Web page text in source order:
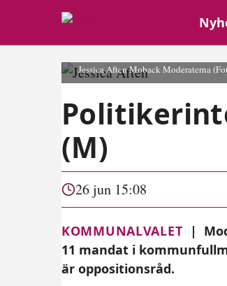
Jessica Aften Moback Moderaterna
(M)
26 jun 15:08
KOMMUNALVALET |
11 mandat i
är oppositionsråd.